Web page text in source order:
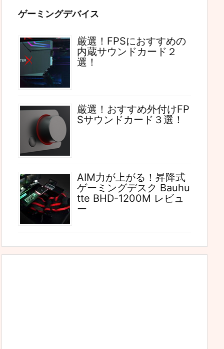
ゲーミングデバイス
厳選！FPSにおすすめの
内蔵サウンドカード２
選！
厳選！おすすめ外付けFP
Sサウンドカード３選！
AIM力が上がる！昇降式
ゲーミングデスク Bauhu
tte BHD-1200M レビュ
ー